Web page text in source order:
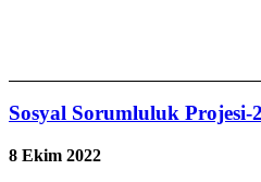
Sosyal Sorumluluk Projesi-2
8 Ekim 2022